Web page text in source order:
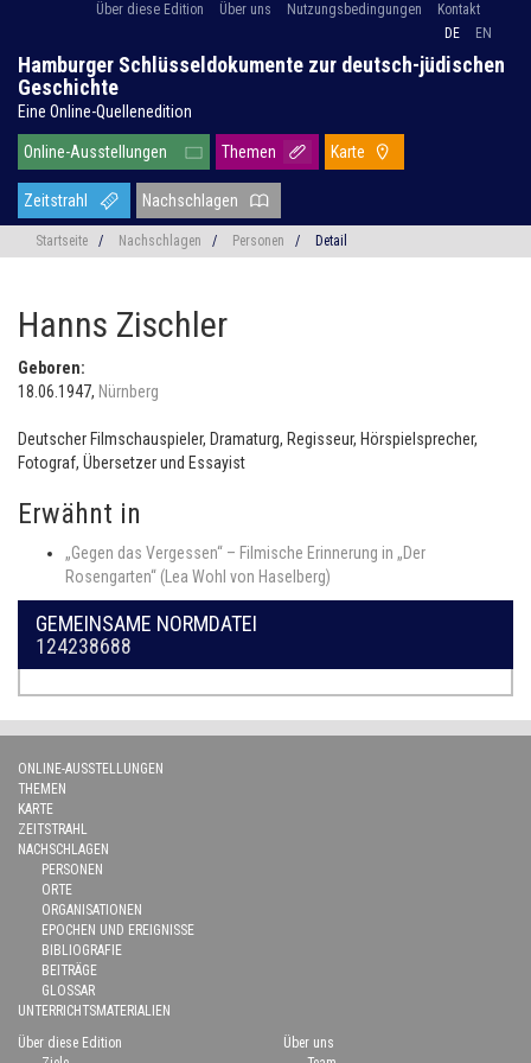
Über diese Edition Über uns Nutzungsbedingungen
Kontakt
DE
EN
Hamburger Schlüsseldokumente zur deutsch-jüdischen
Geschichte
Eine Online-Quellenedition
Online-Ausstellungen Themen Karte
Zeitstrahl Nachschlagen
Startseite / Nachschlagen / Personen / Detail
Hanns Zischler
Geboren:
18.06.1947, Nürnberg
Deutscher Filmschauspieler, Dramaturg, Regisseur, Hörspielsprecher,
Fotograf, Übersetzer und Essayist
Erwähnt in
„Gegen das Vergessen“ – Filmische Erinnerung in „Der
Rosengarten“ (Lea Wohl von Haselberg)
GEMEINSAME NORMDATEI
124238688
ONLINE-AUSSTELLUNGEN
THEMEN
KARTE
ZEITSTRAHL
NACHSCHLAGEN
PERSONEN
ORTE
ORGANISATIONEN
EPOCHEN UND EREIGNISSE
BIBLIOGRAFIE
BEITRÄGE
GLOSSAR
UNTERRICHTSMATERIALIEN
Über diese Edition
Über uns